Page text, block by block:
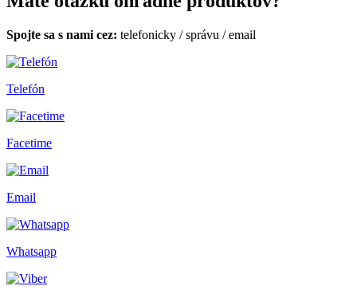
Spojte sa s nami cez: telefonicky /správu /email
Telefón
Facetime
Email
Whatsapp